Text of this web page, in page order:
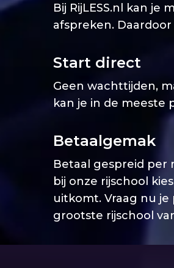
Bij RijLESS.nl kan je
afspreken.
Start direct
Geen wachttijden,
kan je in de meeste
Betaalgemak
Betaal gespreid per
bij onze rijschool
uitkomt. Vraag nu je
grootste rijschool